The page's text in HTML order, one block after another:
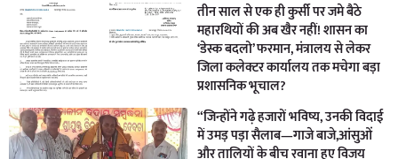
तीन साल से एक ही कुर्सी पर जमे बैठे
महारथियों की अब खैर नहीं! शासन का
‘डेस्क बदलो’ फरमान, मंत्रालय से लेकर
जिला कलेक्टर कार्यालय तक मचेगा बड़ा
प्रशासनिक भूचाल?
“जिन्होंने गढ़े हजारों भविष्य, उनकी विदाई
में उमड़ पड़ा सैलाब—गाजे बाजे,आंसुओं
और तालियों के बीच रवाना हुए विजय